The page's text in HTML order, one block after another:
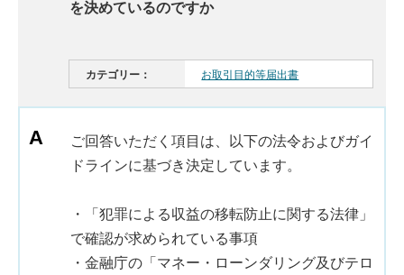
を決めているのですか
カテゴリー： お取引目的等届出書
ご回答いただく項目は、以下の法令およびガイ
ドラインに基づき決定しています。
・「犯罪による収益の移転防止に関する法律」
で確認が求められている事項
・金融庁の「マネー・ローンダリング及びテロ